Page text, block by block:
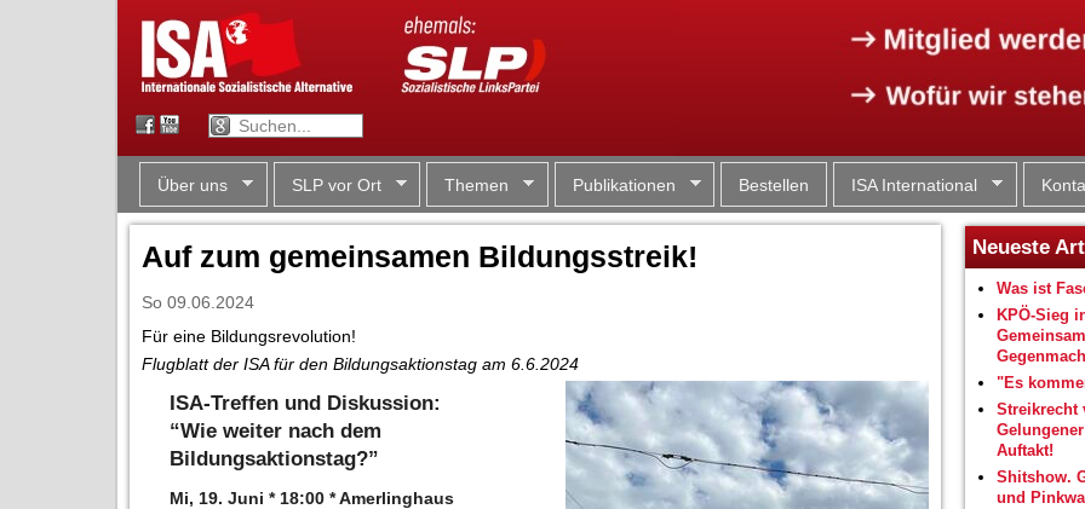
Über uns SLP vor Ort Themen Publikationen Bestellen ISA International
Auf zum gemeinsamen Bildungsstreik!
So 09.06.2024
Für eine Bildungsrevolution!
Flugblatt der ISA für den Bildungsaktionstag am 6.6.2024
ISA-Treffen und Diskussion:
“Wie weiter nach dem
Bildungsaktionstag?”
Mi, 19. Juni * 18:00 * Amerlinghaus
Neueste
Was ist
KPÖ-Sieg
"Es
Streikrecht
Auftakt!
Shitshow.
und